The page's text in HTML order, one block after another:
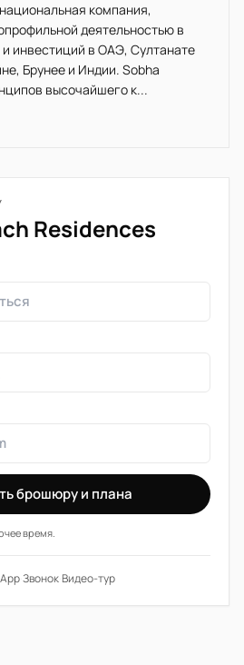
компания,
деятельностью в
инвестиций в ОАЭ, Султанате
Брунее и Индии. Sobha
высочайшего к...
Residences
брошюру и плана
время.
·Звонок·Видео-тур